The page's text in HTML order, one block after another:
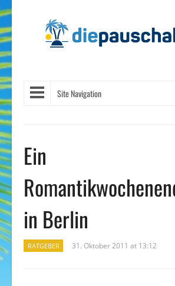
Site Navigation
Ein
in Berlin
RATGEBER 31. Oktober 2011 at 13:12